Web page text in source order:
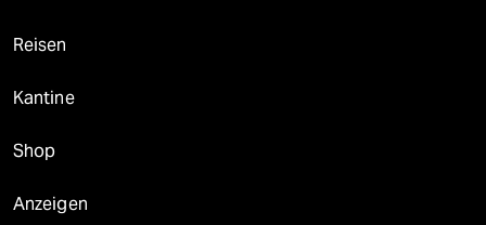
Reisen
Kantine
Shop
Anzeigen